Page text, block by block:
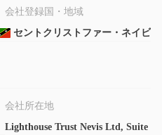
ず、月に1回の無料出金を提供
ードを使用したリスクフリート
会社登録国・地域
セントクリストファー・ネイビス
会社所在地
Lighthouse Trust Nevis Ltd, Suite